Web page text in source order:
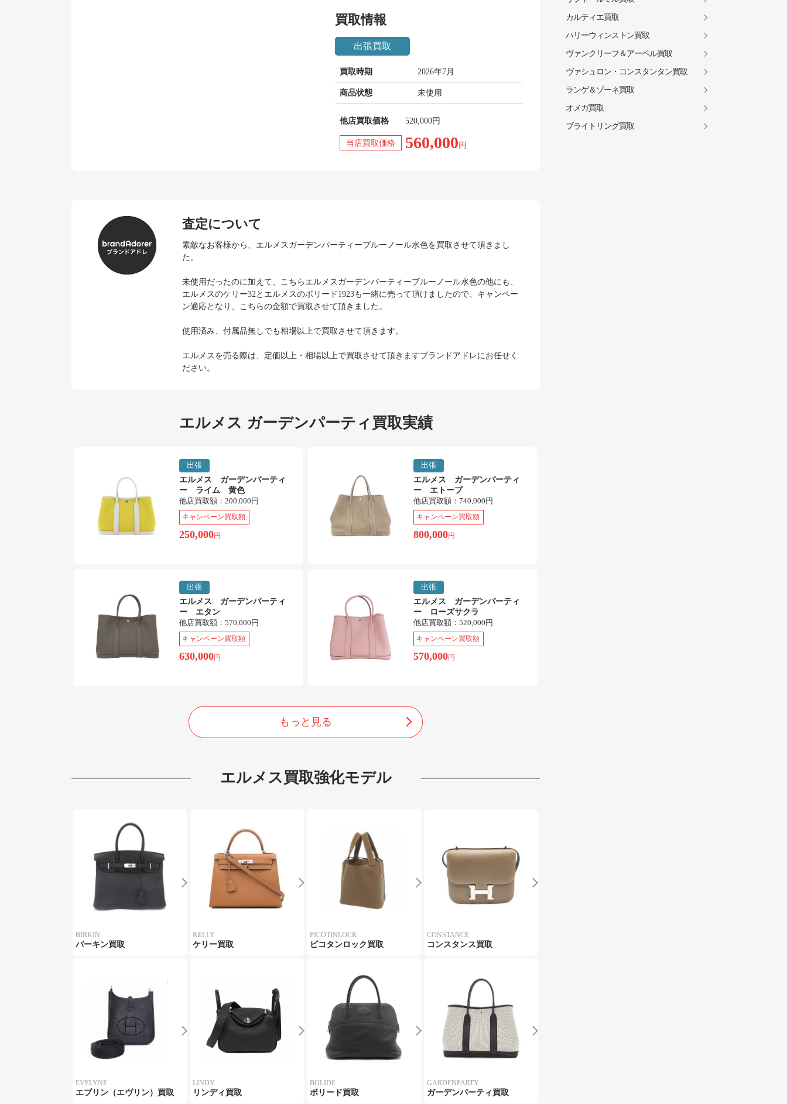
買取情報
出張買取
買取時期 2026年7月
商品状態 未使用
他店買取価格 520,000円
当店買取価格 560,000 円
査定について
素敵なお客様から、エルメスガーデンパーティーブルーノール水色を買取させて頂きまし
た。
未使用だったのに加えて、こちらエルメスガーデンパーティーブルーノール水色の他にも、
エルメスのケリー32とエルメスのボリード1923も一緒に売って頂けましたので、キャンペー
ン適応となり、こちらの金額で買取させて頂きました。
使用済み、付属品無しでも相場以上で買取させて頂きます。
エルメスを売る際は、定価以上・相場以上で買取させて頂きますブランドアドレにお任せく
ださい。
エルメス ガーデンパーティ買取実績
出張
エルメス ガーデンパーティ
ー ライム 黄色
他店買取額： 200,000円
キャンペーン買取額
250,000円
出張
エルメス ガーデンパーティ
ー エトープ
他店買取額： 740,000円
キャンペーン買取額
800,000円
出張
エルメス ガーデンパーティ
ー エタン
他店買取額： 570,000円
キャンペーン買取額
630,000円
出張
エルメス ガーデンパーティ
ー ローズサクラ
他店買取額： 520,000円
キャンペーン買取額
570,000円
もっと見る
エルメス買取強化モデル
BIRKIN
バーキン買取
KELLY
ケリー買取
PICOTINLOCK
ピコタンロック買取
CONSTANCE
コンスタンス買取
EVELYNE
エブリン（エヴリン）買取
LINDY
リンディ買取
BOLIDE
ボリード買取
GARDENPARTY
ガーデンパーティ買取
カルティエ買取
ハリーウィンストン買取
ヴァンクリーフ＆アーペル買取
ヴァシュロン・コンスタンタン買取
ランゲ＆ゾーネ買取
オメガ買取
ブライトリング買取